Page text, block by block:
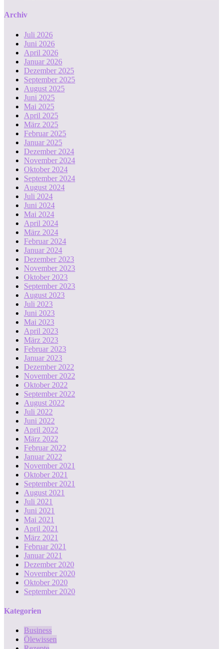
Archiv
Juli 2026
Juni 2026
April 2026
Januar 2026
Dezember 2025
September 2025
August 2025
Juni 2025
Mai 2025
April 2025
März 2025
Februar 2025
Januar 2025
Dezember 2024
November 2024
Oktober 2024
September 2024
August 2024
Juli 2024
Juni 2024
Mai 2024
April 2024
März 2024
Februar 2024
Januar 2024
Dezember 2023
November 2023
Oktober 2023
September 2023
August 2023
Juli 2023
Juni 2023
Mai 2023
April 2023
März 2023
Februar 2023
Januar 2023
Dezember 2022
November 2022
Oktober 2022
September 2022
August 2022
Juli 2022
Juni 2022
April 2022
März 2022
Februar 2022
Januar 2022
November 2021
Oktober 2021
September 2021
August 2021
Juli 2021
Juni 2021
Mai 2021
April 2021
März 2021
Februar 2021
Januar 2021
Dezember 2020
November 2020
Oktober 2020
September 2020
Kategorien
Business
Ölewissen